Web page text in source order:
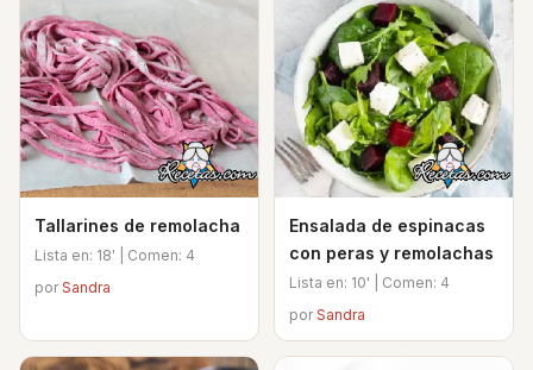
Tallarines de remolacha
Lista en: 18' | Comen: 4
porSandra
Ensalada de espinacas
con peras y remolachas
Lista en: 10' | Comen: 4
porSandra